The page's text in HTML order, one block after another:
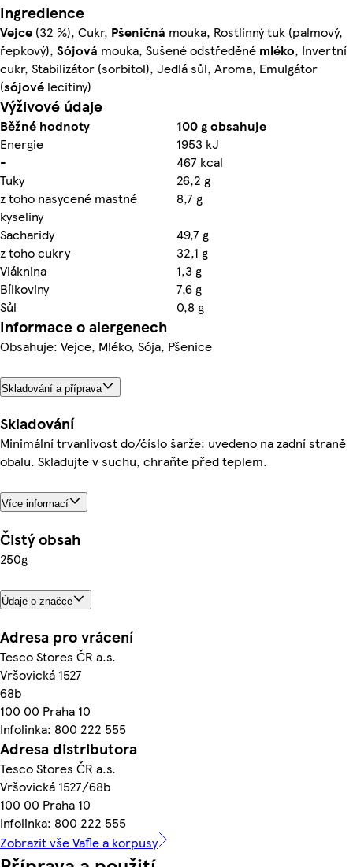
Ingredience
Vejce (32 %), Cukr, Pšeničná mouka, Rostlinný tuk (palmový,
řepkový), Sójová mouka, Sušené odstředěné mléko, Invertní
cukr, Stabilizátor (sorbitol), Jedlá sůl, Aroma, Emulgátor
(sójové lecitiny)
Výživové údaje
Běžné hodnoty
100 g obsahuje
Energie
1953 kJ
-
467 kcal
Tuky
26,2 g
z toho nasycené mastné
kyseliny
8,7 g
Sacharidy
49,7 g
z toho cukry
32,1 g
Vláknina
1,3 g
Bílkoviny
7,6 g
Sůl
0,8 g
Informace o alergenech
Obsahuje: Vejce, Mléko, Sója, Pšenice
Skladování a příprava
Skladování
Minimální trvanlivost do/číslo šarže: uvedeno na zadní straně
obalu. Skladujte v suchu, chraňte před teplem.
Více informací
Čistý obsah
250g
Údaje o značce
Adresa pro vrácení
Tesco Stores ČR a.s.
Vršovická 1527
68b
100 00 Praha 10
Infolinka: 800 222 555
Adresa distributora
Tesco Stores ČR a.s.
Vršovická 1527/68b
100 00 Praha 10
Infolinka: 800 222 555
Zobrazit vše Vafle a korpusy